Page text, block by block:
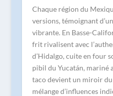
Chaque région du
versions, témoignant
vibrante. En Basse-
frit rivalisent avec
d’Hidalgo, cuite en four
pibil du Yucatán, mariné
taco devient un miroir
mélange d’influences